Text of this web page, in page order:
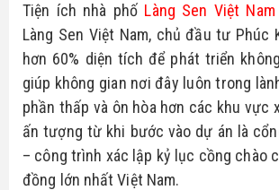
Tiện ích nhà phố Làng Sen Việt Nam
Làng Sen Việt Nam, chủ đầu tư Phúc
hơn 60% diện tích để phát triển
giúp không gian nơi đây luôn trong
phần thấp và ôn hòa hơn các khu vực
ấn tượng từ khi bước vào dự án là
– công trình xác lập kỷ lục cồng chào
đồng lớn nhất Việt Nam.